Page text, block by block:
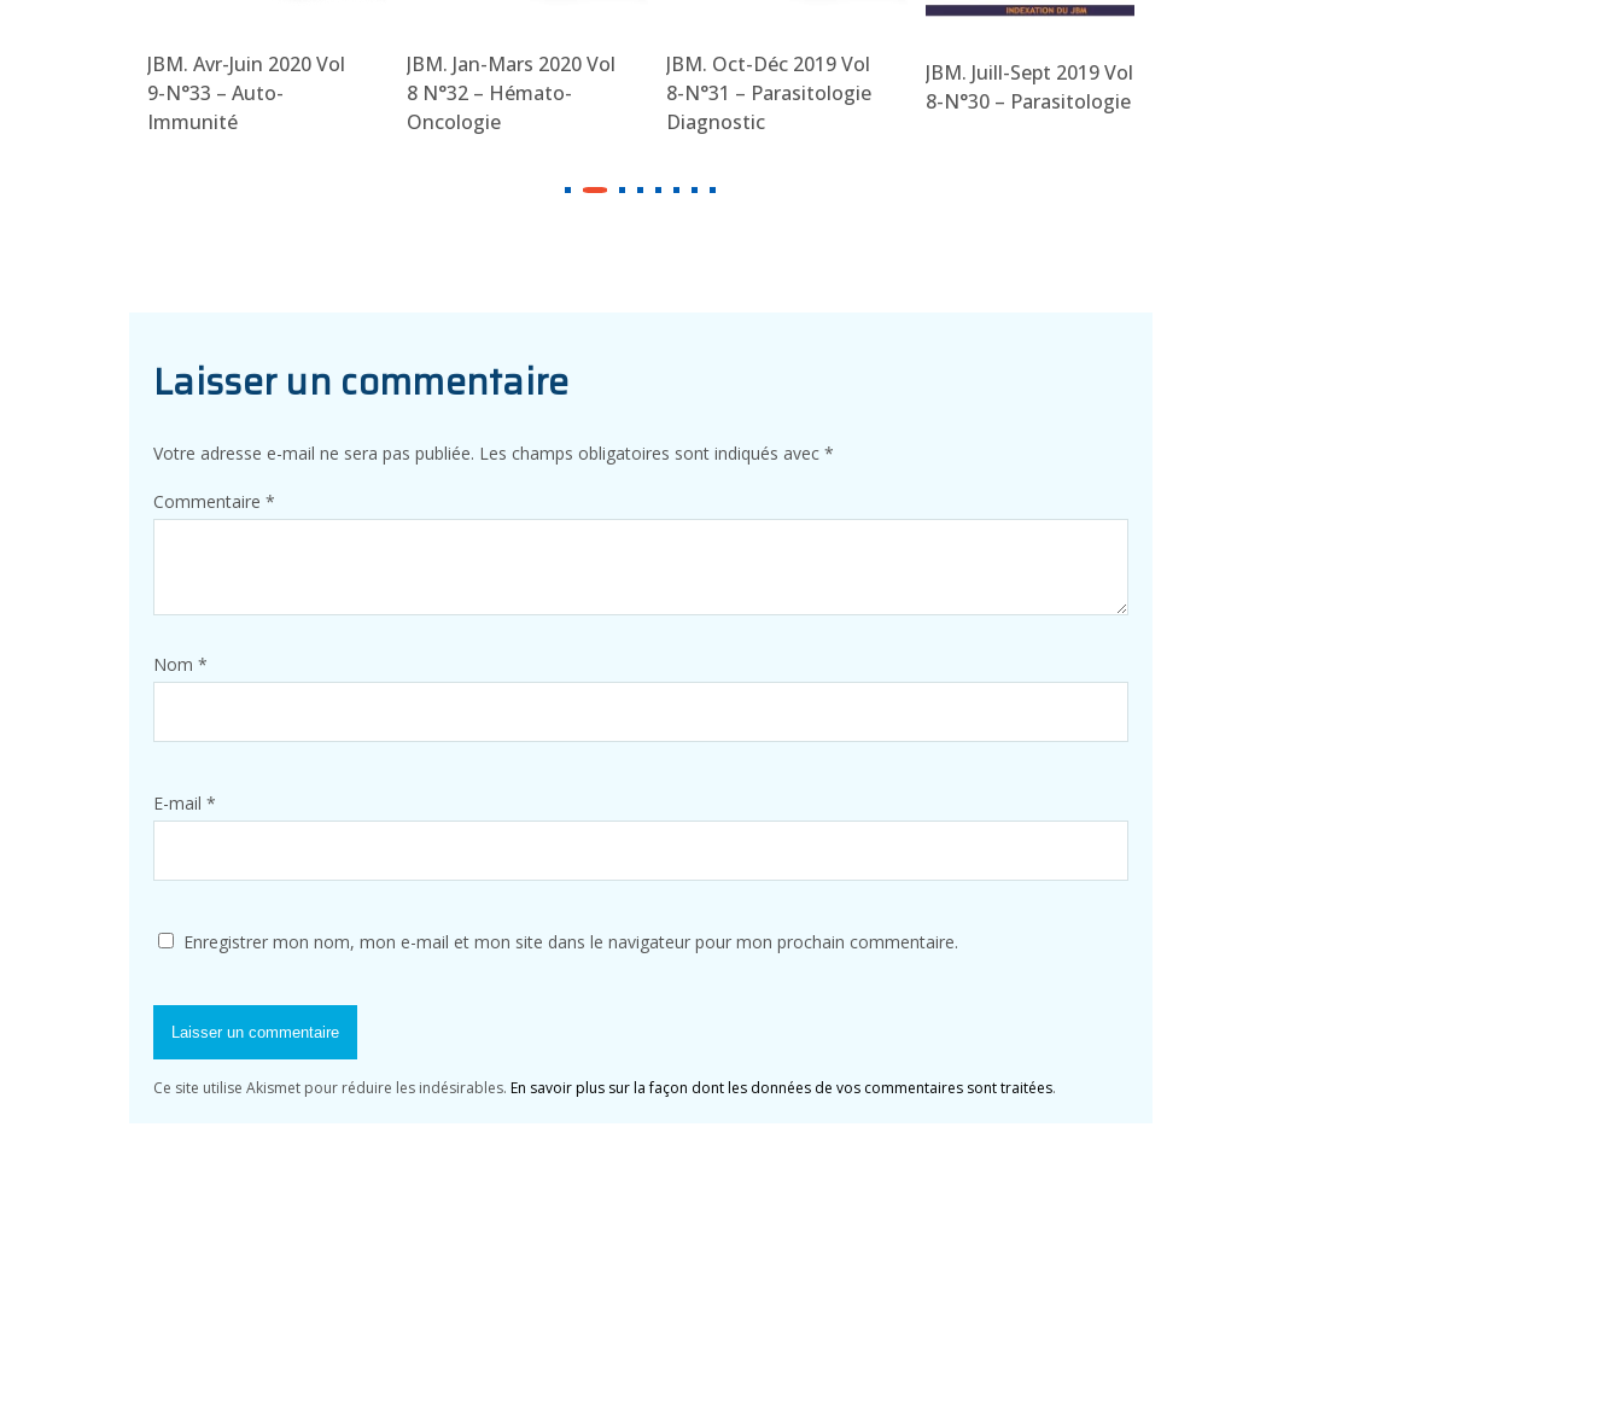
JBM. Avr-Juin 2020 Vol
9-N°33 – Auto-
Immunité
JBM. Jan-Mars 2020 Vol
8 N°32 – Hémato-
Oncologie
JBM. Oct-Déc 2019 Vol
8-N°31 – Parasitologie
Diagnostic
JBM. Juill-Sept 2019 Vol
8-N°30 – Parasitologie
Laisser un commentaire
Votre adresse e-mail ne sera pas publiée. Les champs obligatoires sont indiqués avec *
Commentaire *
Nom *
E-mail *
Enregistrer mon nom, mon e-mail et mon site dans le navigateur pour mon prochain commentaire.
Ce site utilise Akismet pour réduire les indésirables. En savoir plus sur la façon dont les données de vos commentaires sont traitées.